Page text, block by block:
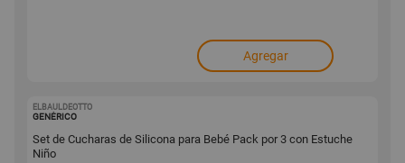
Agregar
ELBAULDEOTTO
GENÉRICO
Set de Cucharas de Silicona para Bebé Pack por 3 con Estuche
Niño